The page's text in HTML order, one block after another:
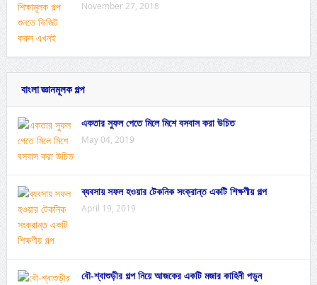
November 27, 2018
বাংলা জ্ঞানমূলক গল্প
একতার সুফল পেতে মিলে মিশে বসবাস করা উচিত
May 04, 2019
ব্যবসায় সফল হওয়ার টেকনিক সংক্রান্ত একটি শিক্ষণীয় গল্প
April 19, 2019
বৌ-শ্বাশুড়ীর গল্প নিয়ে আজকের একটি মজার কাহিনী পড়ুন